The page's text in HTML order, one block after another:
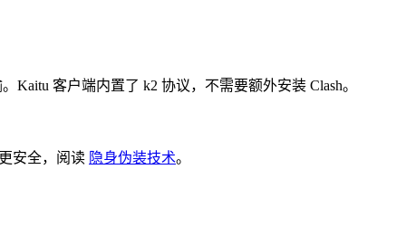
客户端内置了 k2 协议，不需要额外安装 Clash。
安全，阅读 隐身伪装技术。